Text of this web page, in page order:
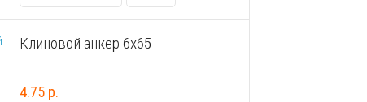
Клиновой анкер 6х65
4.75 р.